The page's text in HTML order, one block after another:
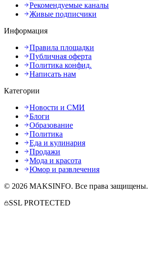
Рекомендуемые каналы
Живые подписчики
Информация
Правила площадки
Публичная оферта
Политика конфид.
Написать нам
Категории
Новости и СМИ
Блоги
Образование
Политика
Еда и кулинария
Продажи
Мода и красота
Юмор и развлечения
© 2026 MAKSINFO. Все права защищены.
SSL PROTECTED